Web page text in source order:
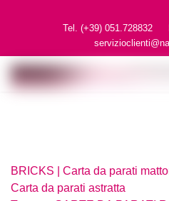
Tel. (+39) 051.728832
BRICKS | Carta da parati
da parati astratta